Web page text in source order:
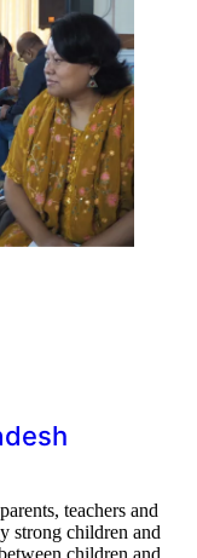
teachers and
strong children and
children and